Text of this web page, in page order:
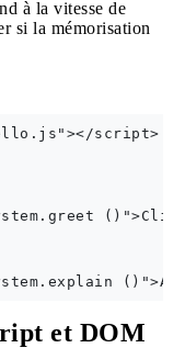
à la vitesse de
si la mémorisation
script>
et DOM